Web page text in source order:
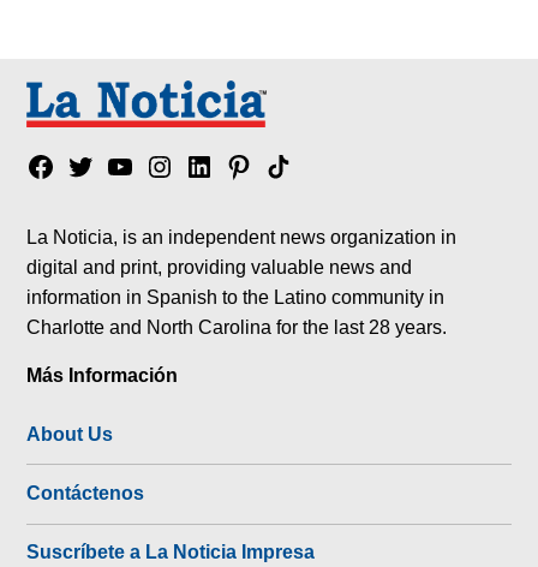
Facebook
TwitterYouTubeInstagram
LinkedinPinterest
Tik
La Noticia, is an independent news organization in
digital and print, providing valuable news and
information in Spanish to the Latino community in
Charlotte and North Carolina for the last 28 years.
Más Información
About Us
Contáctenos
Suscríbete a La Noticia Impresa